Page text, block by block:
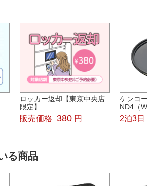
ロッカー返却【東京中央店
限定】
販売価格 380 円
ケンコ
ND4（
2泊3日
る商品